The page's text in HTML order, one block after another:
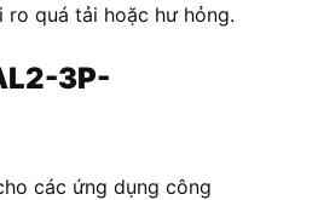
quá tải hoặc hư hỏng.
3P-
các ứng dụng công